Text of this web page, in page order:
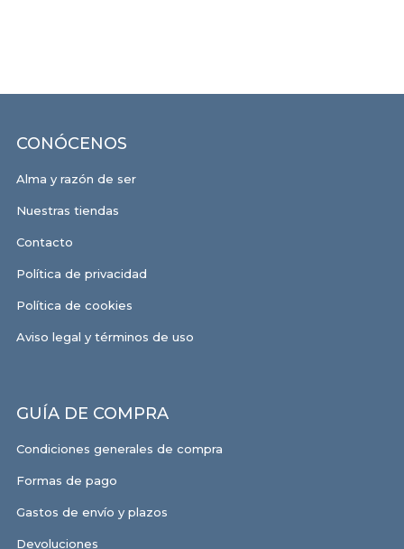
CONÓCENOS
Alma y razón de ser
Nuestras tiendas
Contacto
Política de privacidad
Política de cookies
Aviso legal y términos de uso
GUÍA DE COMPRA
Condiciones generales de compra
Formas de pago
Gastos de envío y plazos
Devoluciones